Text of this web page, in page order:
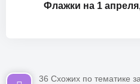
Флажки на 1
36 Схожих по тематике